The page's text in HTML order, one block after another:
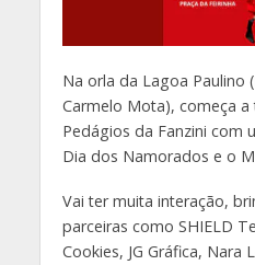
Na orla da Lagoa Paulino
Carmelo Mota), começa
Pedágios da Fanzini com
Dia dos Namorados e o
Vai ter muita interação,
parceiras como SHIELD
Cookies, JG Gráfica, Nara